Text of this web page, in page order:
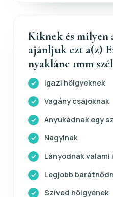
Kiknek és milyen
ajánljuk ezt a(z)
nyaklánc 1mm
Igazi hölgyeknek
Vagány csajoknak
Anyukádnak egy
Nagyinak
Lányodnak
Legjobb
Szíved hölgyének